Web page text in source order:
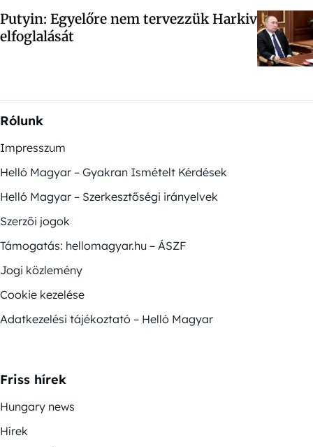
Putyin: Egyelőre nem tervezzük Harkiv
elfoglalását
Rólunk
Impresszum
Helló Magyar – Gyakran Ismételt Kérdések
Helló Magyar – Szerkesztőségi irányelvek
Szerzői jogok
Támogatás: hellomagyar.hu – ÁSZF
Jogi közlemény
Cookie kezelése
Adatkezelési tájékoztató – Helló Magyar
Friss hírek
Hungary news
Hírek